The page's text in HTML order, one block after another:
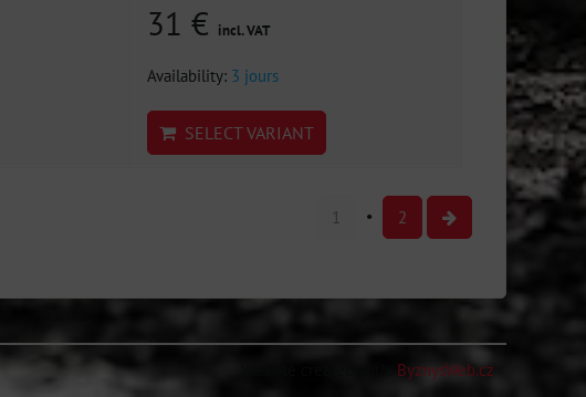
31 € incl. VAT
Availability: 3 jours
SELECT VARIANT
1 2
ByznysWeb.cz